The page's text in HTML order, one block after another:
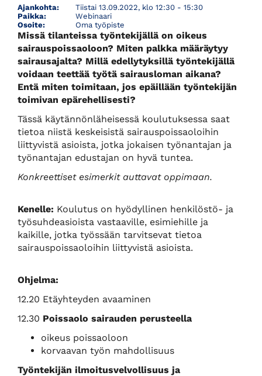
Ajankohta:
Tiistai 13.09.2022, klo 12:30 - 15:30
Paikka:
Webinaari
Osoite:
Oma työpiste
Missä tilanteissa työntekijällä on oikeus
sairauspoissaoloon? Miten palkka määräytyy
sairausajalta? Millä edellytyksillä työntekijällä
voidaan teettää työtä sairausloman aikana?
Entä miten toimitaan, jos epäillään työntekijän
toimivan epärehellisesti?
Tässä käytännönläheisessä koulutuksessa saat
tietoa niistä keskeisistä sairauspoissaoloihin
liittyvistä asioista, jotka jokaisen työnantajan ja
työnantajan edustajan on hyvä tuntea.
Konkreettiset esimerkit auttavat oppimaan.
Kenelle: Koulutus on hyödyllinen henkilöstö- ja
työsuhdeasioista vastaaville, esimiehille ja
kaikille, jotka työssään tarvitsevat tietoa
sairauspoissaoloihin liittyvistä asioista.
Ohjelma:
12.20 Etäyhteyden avaaminen
12.30 Poissaolo sairauden perusteella
oikeus poissaoloon
korvaavan työn mahdollisuus
Työntekijän ilmoitusvelvollisuus ja